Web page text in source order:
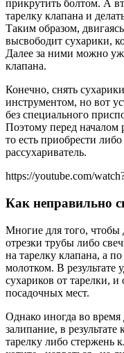
прикрутить болтом. А
тарелку клапана и
Таким образом,
высвободит сухарики,
Далее за ними можно
клапана.
Конечно, снять
инструментом, но вот
без специального
Поэтому перед началом
то есть приобрести
рассухариватель.
https://youtube.com/
Как неправильно
Многие для того, чтобы
отрезки трубы либо
на тарелку клапана, а
молотком. В результате
сухариков от тарелки,
посадочных мест.
Однако иногда во
залипание, в
тарелку либо стержень